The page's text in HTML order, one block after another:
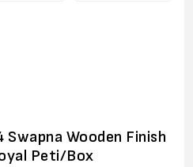
Swapna Wooden Finish
Peti/Box